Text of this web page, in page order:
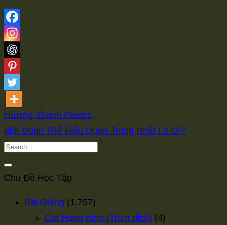
Hưởng Thanh Phước
Một Đoàn Thể Điều Quan Trọng Nhất Là Gì?
Chủ Đề Học Tập
Bài Giảng (1.757)
Cát Hung Kinh (Trích dịch) (4)